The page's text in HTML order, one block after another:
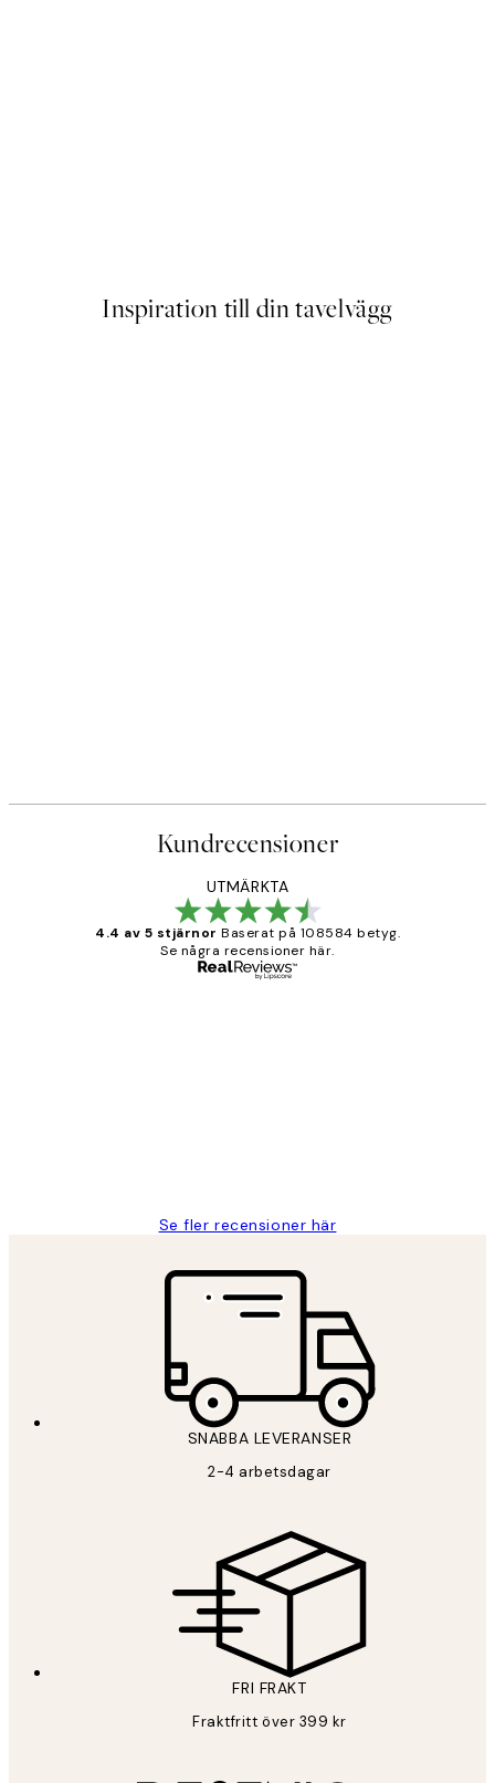
Inspiration till din tavelvägg
Kundrecensioner
UTMÄRKTA
4.4 av 5 stjärnor Baserat på 108584 betyg.
Se några recensioner här.
Se fler recensioner här
SNABBA LEVERANSER
2-4 arbetsdagar
FRI FRAKT
Fraktfritt över 399 kr